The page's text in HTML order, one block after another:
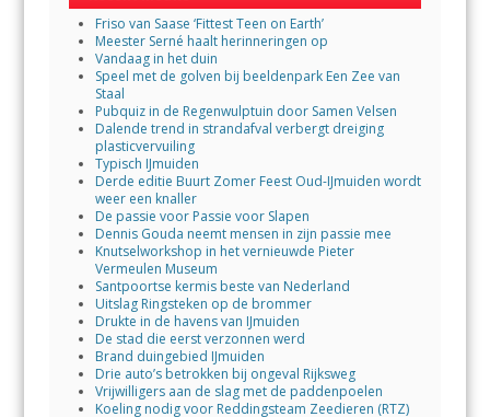
Friso van Saase ‘Fittest Teen on Earth’
Meester Serné haalt herinneringen op
Vandaag in het duin
Speel met de golven bij beeldenpark Een Zee van
Staal
Pubquiz in de Regenwulptuin door Samen Velsen
Dalende trend in strandafval verbergt dreiging
plasticvervuiling
Typisch IJmuiden
Derde editie Buurt Zomer Feest Oud-IJmuiden wordt
weer een knaller
De passie voor Passie voor Slapen
Dennis Gouda neemt mensen in zijn passie mee
Knutselworkshop in het vernieuwde Pieter
Vermeulen Museum
Santpoortse kermis beste van Nederland
Uitslag Ringsteken op de brommer
Drukte in de havens van IJmuiden
De stad die eerst verzonnen werd
Brand duingebied IJmuiden
Drie auto’s betrokken bij ongeval Rijksweg
Vrijwilligers aan de slag met de paddenpoelen
Koeling nodig voor Reddingsteam Zeedieren (RTZ)